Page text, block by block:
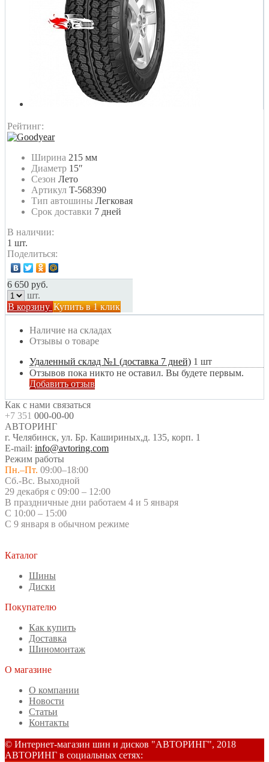
Рейтинг:
Ширина 215 мм
Диаметр 15″
Сезон Лето
Артикул T-568390
Тип автошины Легковая
Срок доставки 7 дней
В наличии:
1 шт.
Поделиться:
6 650 руб.
шт.
В корзину Купить в 1 клик
Наличие на складах
Отзывы о товаре
Удаленный склад №1 (доставка 7 дней) 1 шт
Отзывов пока никто не оставил. Вы будете первым.
Добавить отзыв
Как с нами связаться
+7 351 000-00-00
АВТОРИНГ
г. Челябинск, ул. Бр. Кашириных,д. 135, корп. 1
E-mail: info@avtoring.com
Режим работы
Пн.–Пт. 09:00–18:00
Сб.-Вс. Выходной
29 декабря с 09:00 – 12:00
В праздничные дни работаем 4 и 5 января
С 10:00 – 15:00
С 9 января в обычном режиме
Каталог
Шины
Диски
Покупателю
Как купить
Доставка
Шиномонтаж
О магазине
О компании
Новости
Статьи
Контакты
© Интернет-магазин шин и дисков "АВТОРИНГ", 2018
АВТОРИНГ в социальных сетях: